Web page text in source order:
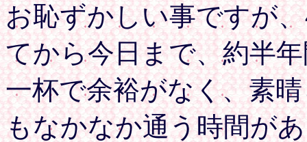
お恥ずかしい事ですが
てから今日まで、約半
一杯で余裕がなく、素
もなかなか通う時間が